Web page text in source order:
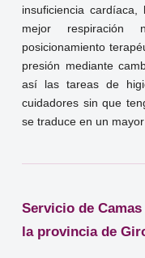
insuficiencia
mejor respiración
posicionamiento
presión mediante
así las tareas de
cuidadores sin que
se traduce en un
Servicio de
la provincia de